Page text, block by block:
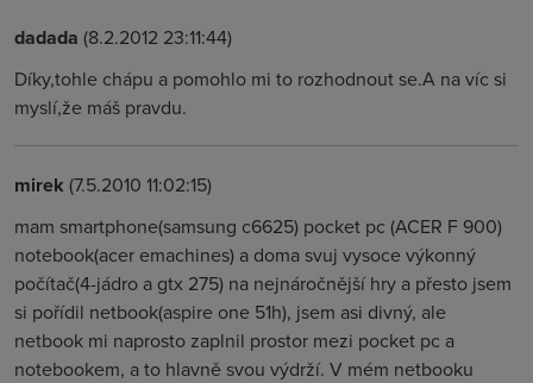
dadada (8.2.2012 23:11:44)
Díky,tohle chápu a pomohlo mi to rozhodnout se.A na víc si
myslí,že máš pravdu.
mirek (7.5.2010 11:02:15)
mam smartphone(samsung c6625) pocket pc (ACER F 900)
notebook(acer emachines) a doma svuj vysoce výkonný
počítač(4-jádro a gtx 275) na nejnáročnější hry a přesto jsem
si pořídil netbook(aspire one 51h), jsem asi divný, ale
netbook mi naprosto zaplnil prostor mezi pocket pc a
notebookem, a to hlavně svou výdrží. V mém netbooku